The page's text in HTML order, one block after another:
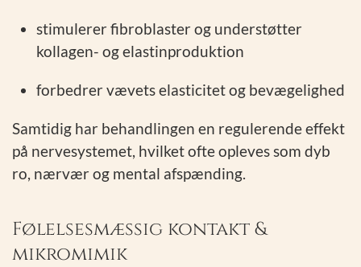
stimulerer fibroblaster og understøtter
kollagen- og elastinproduktion
forbedrer vævets elasticitet og bevægelighed
Samtidig har behandlingen en regulerende effekt
på nervesystemet, hvilket ofte opleves som dyb
ro, nærvær og mental afspænding.
Følelsesmæssig kontakt &
mikromimik